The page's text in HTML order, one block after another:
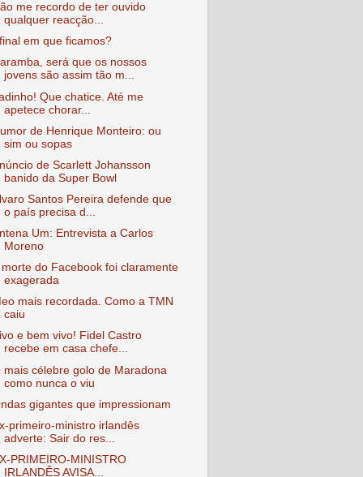
me recordo de ter ouvido
qualquer reacção...
em que ficamos?
será que os nossos
jovens são assim tão m...
Que chatice. Até me
apetece chorar...
de Henrique Monteiro: ou
sim ou sopas
de Scarlett Johansson
banido da Super Bowl
Santos Pereira defende que
o país precisa d...
Um: Entrevista a Carlos
Moreno
morte do Facebook foi claramente
exagerada
mais recordada. Como a TMN
caiu
e bem vivo! Fidel Castro
recebe em casa chefe...
mais célebre golo de Maradona
como nunca o viu
gigantes que impressionam
primeiro-ministro irlandês
adverte: Sair do res...
PRIMEIRO-MINISTRO
IRLANDÊS AVISA...